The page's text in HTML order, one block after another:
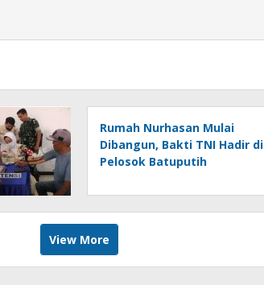
Rumah Nurhasan Mulai
Dibangun, Bakti TNI Hadir di
Pelosok Batuputih
View More